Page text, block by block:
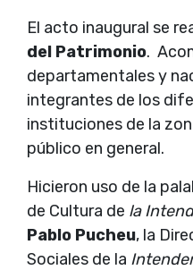
El acto inaugural se
del Patrimonio.
departamentales y
integrantes de los
instituciones de la
público en general.
Hicieron uso de la
de Cultura de la
Pablo Pucheu, la
Sociales de la